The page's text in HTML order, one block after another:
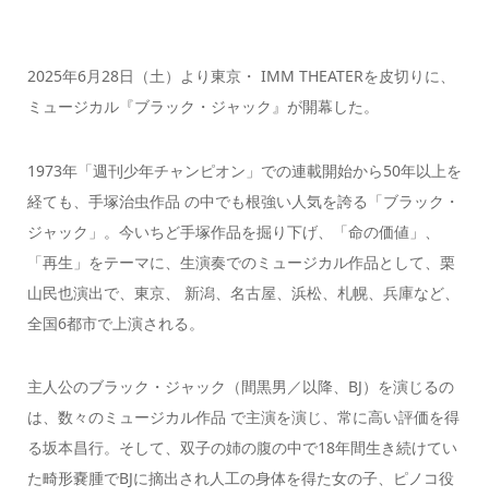
2025年6月28日（土）より東京・ IMM THEATERを皮切りに、
ミュージカル『ブラック・ジャック』が開幕した。
1973年「週刊少年チャンピオン」での連載開始から50年以上を
経ても、手塚治虫作品 の中でも根強い人気を誇る「ブラック・
ジャック」。今いちど手塚作品を掘り下げ、「命の価値」、
「再生」をテーマに、生演奏でのミュージカル作品として、栗
山民也演出で、東京、 新潟、名古屋、浜松、札幌、兵庫など、
全国6都市で上演される。
主人公のブラック・ジャック（間黒男／以降、BJ）を演じるの
は、数々のミュージカル作品 で主演を演じ、常に高い評価を得
る坂本昌行。そして、双子の姉の腹の中で18年間生き続けてい
た畸形嚢腫でBJに摘出され人工の身体を得た女の子、ピノコ役